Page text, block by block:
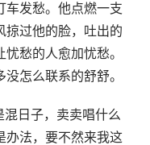
车发愁。他点燃一支
掠过他的脸，吐出的
愁的人愈加忧愁。
怎么联系的舒舒。
混日子，卖卖唱什么
办法，要不然来我这